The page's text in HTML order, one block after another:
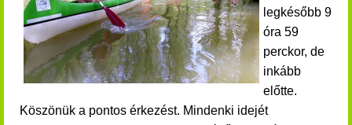
legkésőbb 9
óra 59
perckor, de
inkább
előtte.
Köszönük a pontos érkezést. Mindenki idejét